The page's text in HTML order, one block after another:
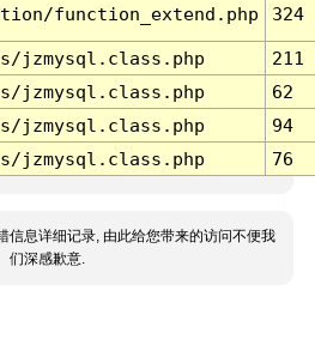
function_extend.php 324
jzmysql.class.php
211
jzmysql.class.php
62
jzmysql.class.php
94
jzmysql.class.php 76
信息详细记录, 由此给您带来的访问不便我
们深感歉意.